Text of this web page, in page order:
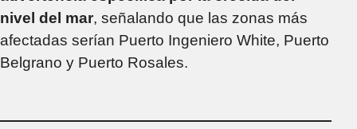
nivel del mar, señalando que las zonas más
afectadas serían Puerto Ingeniero White, Puerto
Belgrano y Puerto Rosales.